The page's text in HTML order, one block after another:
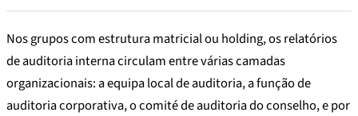
Nos grupos com estrutura matricial ou holding, os relatórios
de auditoria interna circulam entre várias camadas
organizacionais: a equipa local de auditoria, a função de
auditoria corporativa, o comité de auditoria do conselho, e por